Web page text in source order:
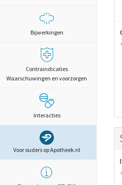
Bijwerkingen
Contraindicaties
Waarschuwingen en voorzorgen
Interacties
Voor ouders op Apotheek.nl